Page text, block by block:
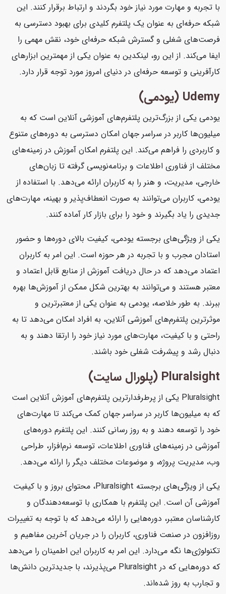
با تجربه و مهارت مورد نیاز خود بگردند و ارتباط برقرار کنند. این
شبکه حرفه‌ای به عنوان یک پلتفرم کلیدی برای بهبود دسترسی به
فرصت‌های شغلی و گسترش شبکه حرفه‌ای خود، نقش مهمی را
ایفا می‌کند. از این رو، لینکدین به عنوان یکی از مهمترین ابزارهای
کارآفرینی و توسعه حرفه‌ای در دنیای امروز مورد توجه قرار دارد.
Udemy (یودمی)
یودمی یکی از بزرگ‌ترین پلتفرم‌های آموزشی آنلاین است که به
میلیون‌ها کاربر در سراسر جهان امکان دسترسی به دوره‌های متنوع
و کاربردی را فراهم می‌کند. این پلتفرم امکان آموزش در زمینه‌های
مختلف از فناوری اطلاعات و برنامه‌نویسی گرفته تا زبان‌های
خارجی، مدیریت، و هنر را به کاربران ارائه می‌دهد. با استفاده از
یودمی، کاربران می‌توانند به صورت انعطاف‌پذیر و بهینه، مهارت‌های
جدیدی را یاد بگیرند و خود را برای بازار کار آماده کنند.
یکی از ویژگی‌های برجسته یودمی، کیفیت بالای دوره‌ها و حضور
استادان مجرب و با تجربه در هر حوزه است. این امر به کاربران
اعتماد می‌دهد که در حال دریافت آموزش از منابع قابل اعتماد و
معتبر هستند و می‌توانند به بهترین شکل ممکن از آموزش‌ها بهره
ببرند. به طور خلاصه، یودمی به عنوان یکی از معتبرترین و
موثرترین پلتفرم‌های آموزشی آنلاین، به افراد امکان می‌دهد تا به
راحتی و با کیفیت، مهارت‌های مورد نیاز خود را ارتقا دهند و به
دنبال رشد و پیشرفت شغلی خود باشند.
Pluralsight (پلورال سایت)
Pluralsight یکی از پرطرفدارترین پلتفرم‌های آموزش آنلاین است
که به میلیون‌ها کاربر در سراسر جهان کمک می‌کند تا مهارت‌های
خود را توسعه دهند و به روز رسانی کنند. این پلتفرم دوره‌های
آموزشی در زمینه‌های فناوری اطلاعات، توسعه نرم‌افزار، طراحی
وب، مدیریت پروژه، و موضوعات مختلف دیگر را ارائه می‌دهد.
یکی از ویژگی‌های برجسته Pluralsight، محتوای بروز و با کیفیت
آموزشی آن است. این پلتفرم با همکاری با توسعه‌دهندگان و
کارشناسان معتبر، دوره‌هایی را ارائه می‌دهد که با توجه به تغییرات
روزافزون در صنعت فناوری، کاربران را در جریان آخرین مفاهیم و
تکنولوژی‌ها نگه می‌دارد. این امر به کاربران این اطمینان را می‌دهد
که دوره‌هایی که در Pluralsight می‌پذیرند، با جدیدترین دانش‌ها
و تجارب به روز شده‌اند.